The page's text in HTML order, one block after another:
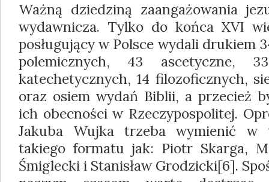
Ważną dziedziną zaangażowania
wydawnicza. Tylko do końca XVI
posługujący w Polsce wydali drukiem
polemicznych, 43 ascetyczne,
katechetycznych, 14 filozoficznych,
oraz osiem wydań Biblii, a przecież
ich obecności w Rzeczypospolitej.
Jakuba Wujka trzeba wymienić w
takiego formatu jak: Piotr Skarga,
Śmiglecki i Stanisław Grodzicki[6].